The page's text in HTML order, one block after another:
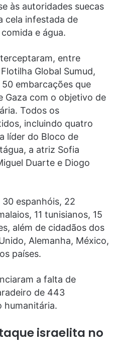
às autoridades suecas
cela infestada de
e água.
entre
Global Sumud,
embarcações que
Gaza com o objetivo de
Todos os
incluindo quatro
líder do Bloco de
a atriz Sofia
Duarte e Diogo
espanhóis, 22
11 tunisianos, 15
além de cidadãos dos
Alemanha, México,
países.
a falta de
de 443
humanitária.
israelita no